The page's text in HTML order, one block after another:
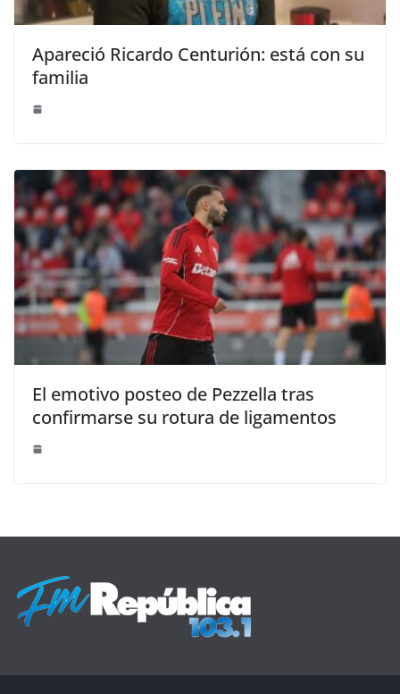
Apareció Ricardo Centurión: está con su
familia
El emotivo posteo de Pezzella tras
confirmarse su rotura de ligamentos